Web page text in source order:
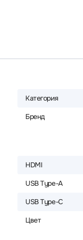
Категория
Бренд
HDMI
USB Type-A
USB Type-C
Цвет